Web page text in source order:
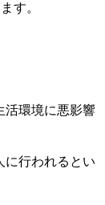
す。
活環境に悪影響
に行われるとい